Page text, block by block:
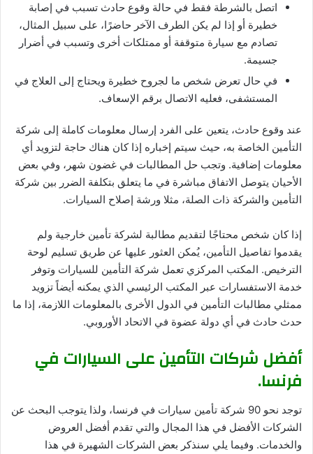
اتصل بالشرطة فقط في حالة وقوع حادث تسبب في إصابة
خطيرة أو إذا لم يكن الطرف الآخر حاضرًا، على سبيل المثال،
تصادم مع سيارة متوقفة أو ممتلكات أخرى وتسبب في أضرار
جسيمة.
في حال تعرض شخص ما لجروح خطيرة ويحتاج إلى العلاج في
المستشفى، فعليه الاتصال برقم الإسعاف.
عند وقوع حادث، يتعين على الفرد إرسال معلومات كاملة إلى شركة
التأمين الخاصة به، حيث سيتم إخباره إذا كان هناك حاجة لتزويد أي
معلومات إضافية. وتجب حل المطالبات في غضون شهر، وفي بعض
الأحيان يتوصل الاتفاق مباشرة في ما يتعلق بتكلفة الضرر بين شركة
التأمين والشركة ذات الصلة، مثلا ورشة إصلاح السيارات.
إذا كان شخص محتاجًا لتقديم مطالبة لشركة تأمين خارجية ولم
يقدموا تفاصيل التأمين، يُمكن العثور عليها عن طريق تسليم لوحة
الترخيص. المكتب المركزي تعمل شركة التأمين للسيارات وتوفر
خدمة الاستفسارات عبر المكتب الرئيسي الذي يمكنه أيضاً تزويد
ممثلي مطالبات التأمين في الدول الأخرى بالمعلومات اللازمة، إذا ما
حدث حادث في أي دولة عضوة في الاتحاد الأوروبي.
أفضل شركات التأمين على السيارات في
فرنسا.
توجد نحو 90 شركة تأمين سيارات في فرنسا، ولذا يتوجب البحث عن
الشركات الأفضل في هذا المجال والتي تقدم أفضل العروض
والخدمات. وفيما يلي سنذكر بعض الشركات الشهيرة في هذا